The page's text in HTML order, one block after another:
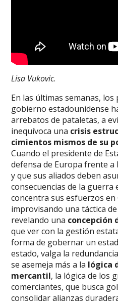
Lisa Vukovic.
En las últimas semanas,
gobierno estadounidense
arrebatos de pataletas, a
inequívoca una crisis
cimientos mismos de su
Cuando el presidente de
defensa de Europa frente a
y que sus aliados deben
consecuencias de la guerra
concentra sus esfuerzos
improvisando una táctica
revelando una concepción
que ver con la gestión
forma de gobernar un
estado, valga la
se asemeja más a la lógica
mercantil, la lógica de los
comerciantes, que busca
consolidar alianzas